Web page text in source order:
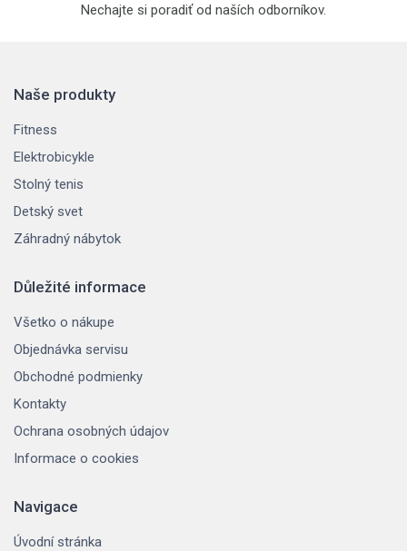
Nechajte si poradiť od naších odborníkov.
Naše produkty
Fitness
Elektrobicykle
Stolný tenis
Detský svet
Záhradný nábytok
Důležité informace
Všetko o nákupe
Objednávka servisu
Obchodné podmienky
Kontakty
Ochrana osobných údajov
Informace o cookies
Navigace
Úvodní stránka